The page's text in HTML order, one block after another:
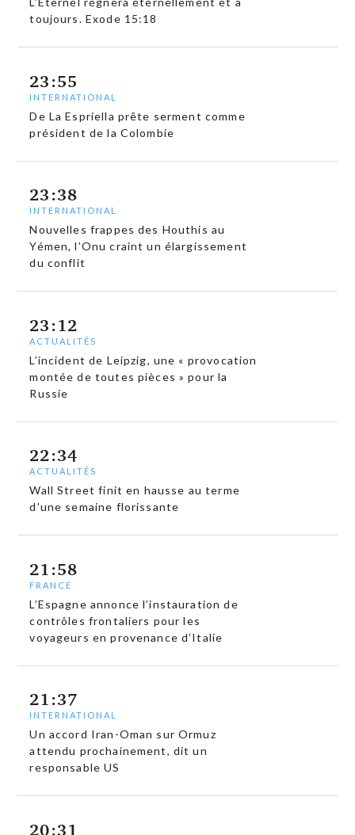
toujours. Exode 15:18
23:55
INTERNATIONAL
De La Espriella prête serment comme
président de la Colombie
23:38
INTERNATIONAL
Nouvelles frappes des Houthis au
Yémen, l’Onu craint un élargissement
du conflit
23:12
ACTUALITÉS
L’incident de Leipzig, une « provocation
montée de toutes pièces » pour la
Russie
22:34
ACTUALITÉS
Wall Street finit en hausse au terme
d’une semaine florissante
21:58
FRANCE
L’Espagne annonce l’instauration de
contrôles frontaliers pour les
voyageurs en provenance d’Italie
21:37
INTERNATIONAL
Un accord Iran-Oman sur Ormuz
attendu prochainement, dit un
responsable US
20:31